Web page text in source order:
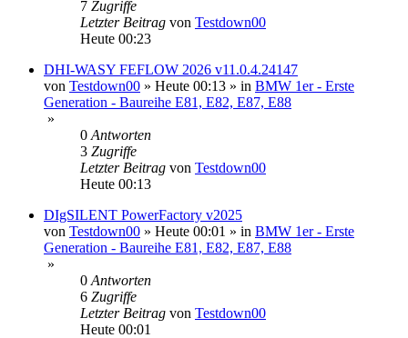
7 Zugriffe
Letzter Beitrag von Testdown00
Heute 00:23
DHI-WASY FEFLOW 2026 v11.0.4.24147
von Testdown00 » Heute 00:13 » in BMW 1er - Erste
Generation - Baureihe E81, E82, E87, E88
»
0 Antworten
3 Zugriffe
Letzter Beitrag von Testdown00
Heute 00:13
DIgSILENT PowerFactory v2025
von Testdown00 » Heute 00:01 » in BMW 1er - Erste
Generation - Baureihe E81, E82, E87, E88
»
0 Antworten
6 Zugriffe
Letzter Beitrag von Testdown00
Heute 00:01